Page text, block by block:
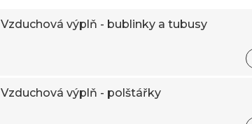
Vzduchová výplň - bublinky a tubusy
Vzduchová výplň - polštářky